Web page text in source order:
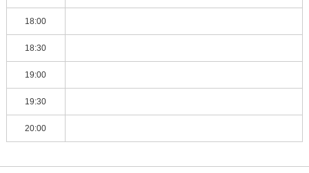
18:00
18:30
19:00
19:30
20:00